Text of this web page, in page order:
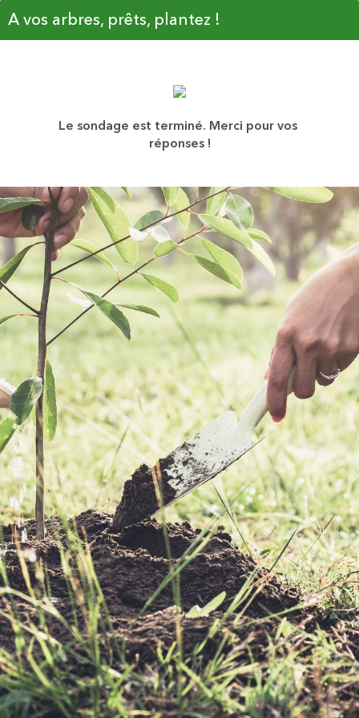
A vos arbres, prêts, plantez !
Le sondage est terminé. Merci pour vos
réponses !